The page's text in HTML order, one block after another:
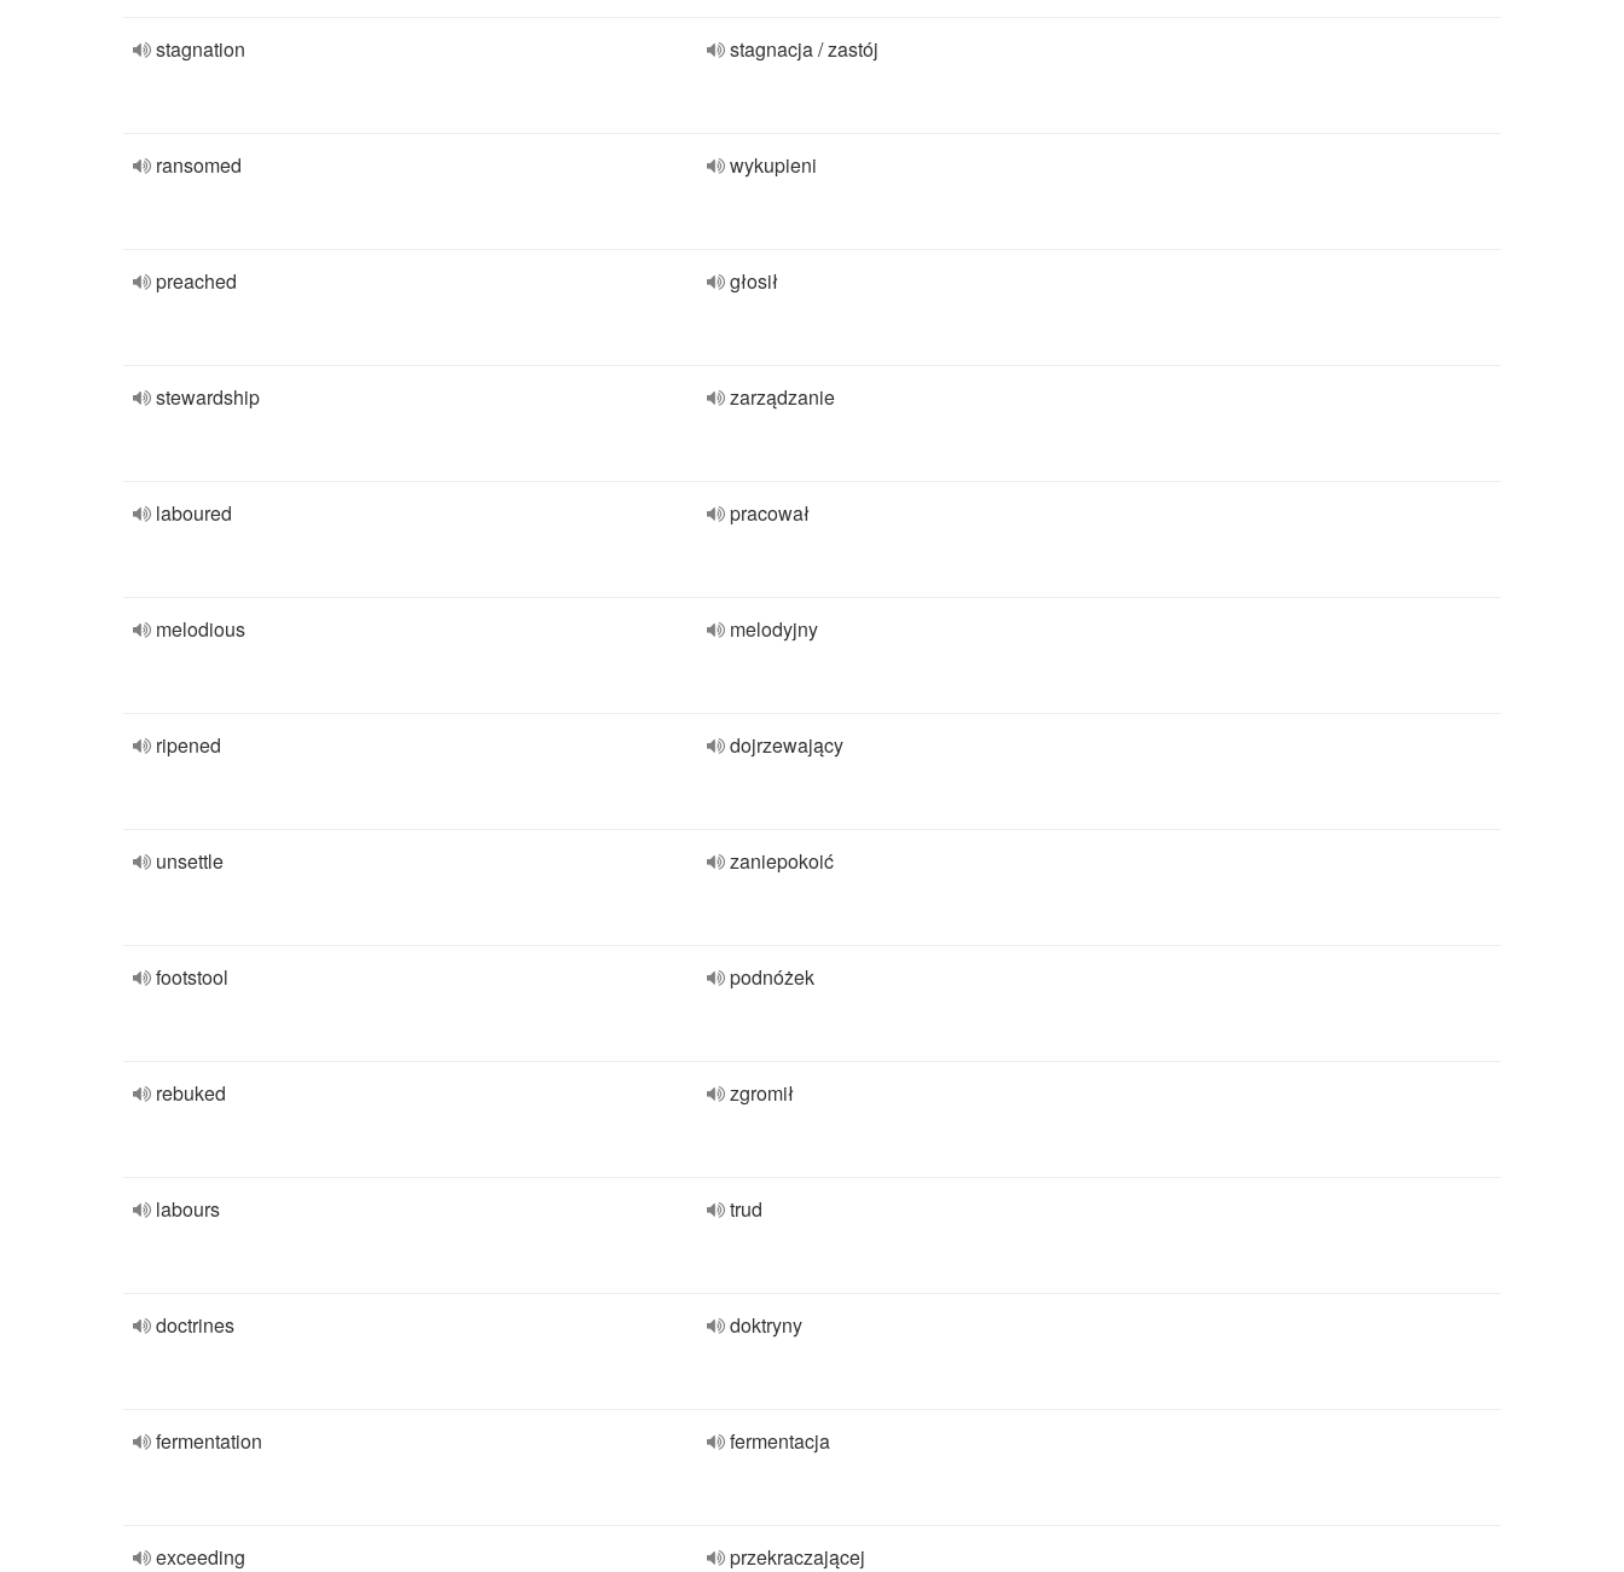
stagnation stagnacja / zastój
ransomed wykupieni
preached głosił
stewardship zarządzanie
laboured pracował
melodious melodyjny
ripened dojrzewający
unsettle zaniepokoić
footstool podnóżek
rebuked zgromił
labours trud
doctrines doktryny
fermentation fermentacja
exceeding przekraczającej